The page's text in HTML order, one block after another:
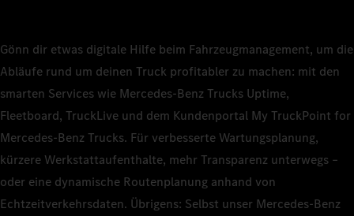
Gönn dir etwas digitale Hilfe beim Fahrzeugmanagement, um die
Abläufe rund um deinen Truck profitabler zu machen: mit den
smarten Services wie Mercedes‑Benz Trucks Uptime,
Fleetboard, TruckLive und dem Kundenportal My TruckPoint for
Mercedes‑Benz Trucks. Für verbesserte Wartungsplanung,
kürzere Werkstattaufenthalte, mehr Transparenz unterwegs –
oder eine dynamische Routenplanung anhand von
Echtzeitverkehrsdaten. Übrigens: Selbst unser Mercedes‑Benz